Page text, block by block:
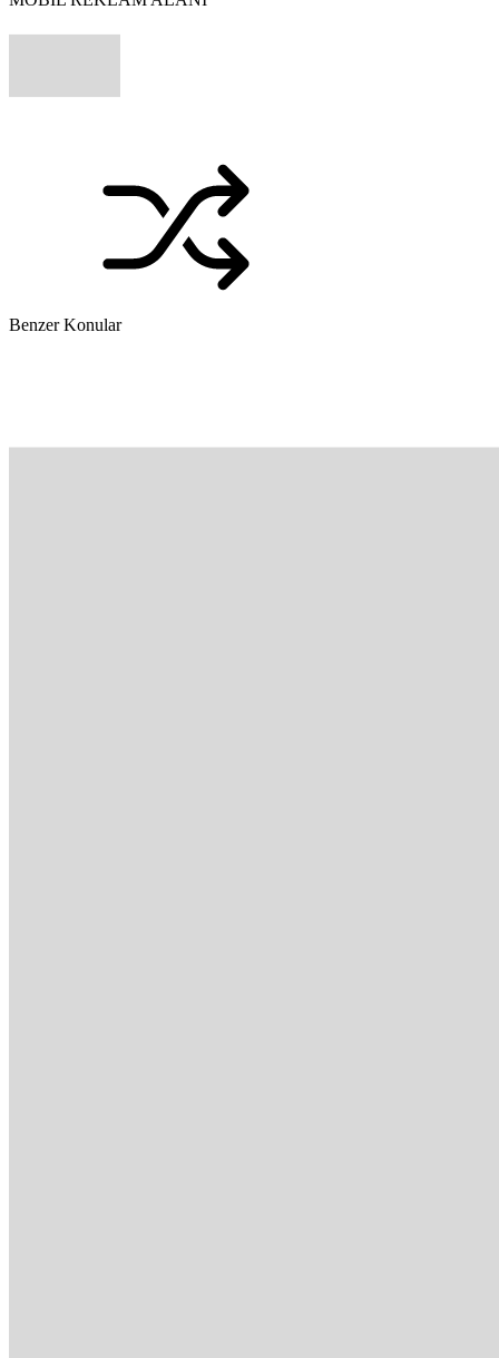
Benzer Konular